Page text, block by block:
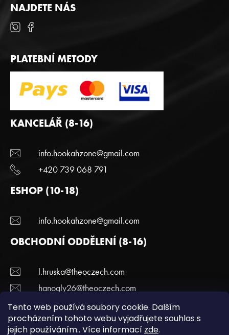
Tento web používá soubory cookie. Dalším
procházením tohoto webu vyjadřujete souhlas s
jejich používáním.. Více informací zde.
NAJDETE NÁS
PLATEBNÍ METODY
KANCELÁŘ (8-16)
info.hookahzone@gmail.com
+420 739 068 791
ESHOP (10-18)
info.hookahzone@gmail.com
OBCHODNÍ ODDĚLENÍ (8-16)
l.hruska@theoczech.com
hanogly26@theoczech.com
+420 774 395 836